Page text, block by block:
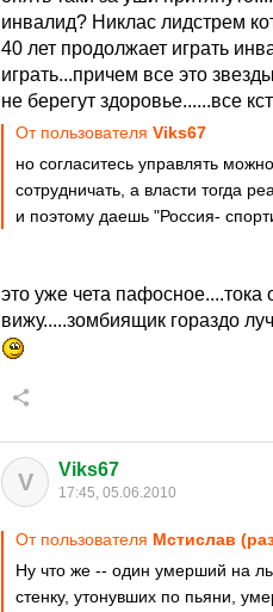
инвалид? Никлас лидстрем
40 лет продолжает играть
играть...причем все это
не берегут здоровье......все
От пользователя Viks67
но согласитесь управлять
сотрудничать, а власти тогда
и поэтому даешь "Россия-
это уже чета пафосное....тока
вижу.....зомбиящик гораздо
V Viks67
17:45, 05.06.2010
От пользователя Мстислав
Ну что же -- один умерший на
стенку, утонувших по пьяни,